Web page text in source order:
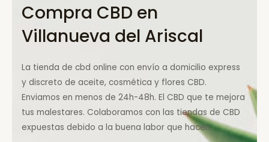
Compra CBD en
Villanueva del Ariscal
La tienda de cbd online con envío a domicilio express
y discreto de aceite, cosmética y flores CBD.
Enviamos en menos de 24h-48h. El CBD que te mejora
tus malestares. Colaboramos con las tiendas de CBD
expuestas debido a la buena labor que hacen.